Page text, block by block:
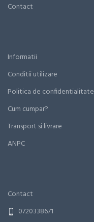
Contact
Informatii
Conditii utilizare
Politica de confidentialitate
Cum cumpar?
Transport si livrare
ANPC
Contact
0720338671